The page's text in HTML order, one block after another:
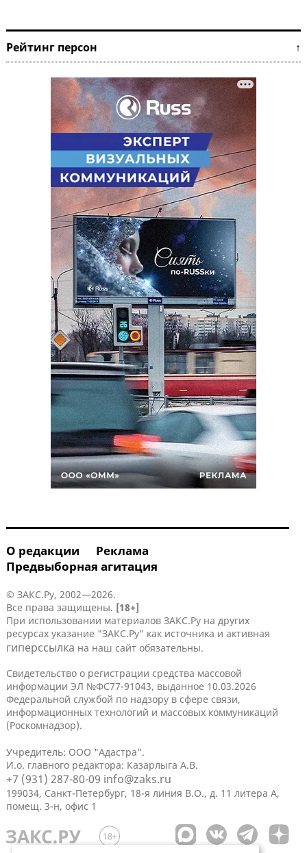
Рейтинг персон ↑
О редакции
Реклама
Предвыборная агитация
© ЗАКС.Ру, 2002—2026.
Все права защищены. [18+]
При использовании материалов ЗАКС.Ру на других
ресурсах указание "ЗАКС.Ру" как источника и активная
гиперссылка на наш сайт обязательны.
Свидетельство о регистрации средства массовой
информации ЭЛ №ФС77-91043, выданное 10.03.2026
Федеральной службой по надзору в сфере связи,
информационных технологий и массовых коммуникаций
(Роскомнадзор).
Учредитель: ООО "Адастра".
И.о. главного редактора: Казарлыга А.В.
+7 (931) 287-80-09 info@zaks.ru
199034, Санкт-Петербург, 18-я линия В.О., д. 11 литера А,
помещ. 3-н, офис 1